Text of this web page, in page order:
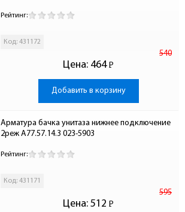
Рейтинг:
Код: 431172
Цена:
540
464 Р
-
Добавить в корзину
Арматура бачка унитаза нижнее подключение
2реж А77.57.14.3 023-5903
Рейтинг:
Код: 431171
Цена:
595
512 Р
-